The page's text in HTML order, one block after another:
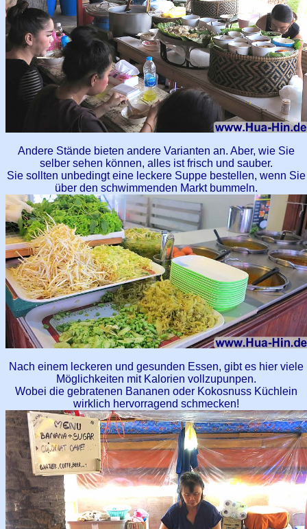
Andere Stände bieten andere Varianten an. Aber, wie Sie
selber sehen können, alles ist frisch und sauber.
Sie sollten unbedingt eine leckere Suppe bestellen, wenn Sie
über den schwimmenden Markt bummeln.
Nach einem leckeren und gesunden Essen, gibt es hier viele
Möglichkeiten mit Kalorien vollzupunpen.
Wobei die gebratenen Bananen oder Kokosnuss Küchlein
wirklich hervorragend schmecken!